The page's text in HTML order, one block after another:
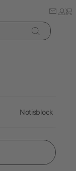
Notisblock